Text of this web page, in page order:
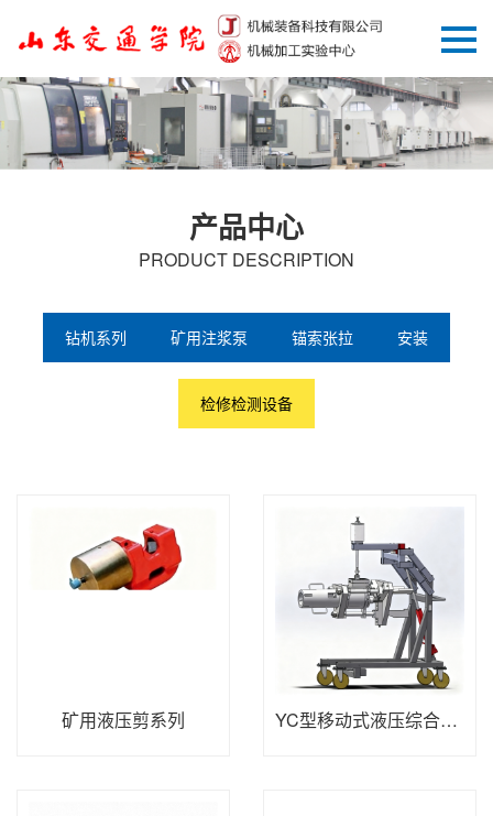
产品中心
PRODUCT DESCRIPTION
钻机系列 矿用注浆泵 锚索张拉 安装
检修检测设备
矿用液压剪系列 YC型移动式液压综合轮销拆卸机